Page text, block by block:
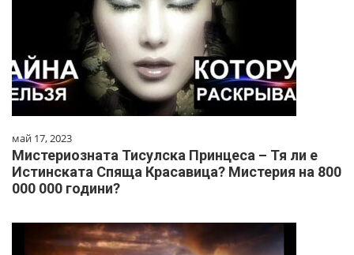
май 17, 2023
Мистериозната Тисулска Принцеса – Тя ли е
Истинската Спяща Красавица? Мистерия на 800
000 000 години?